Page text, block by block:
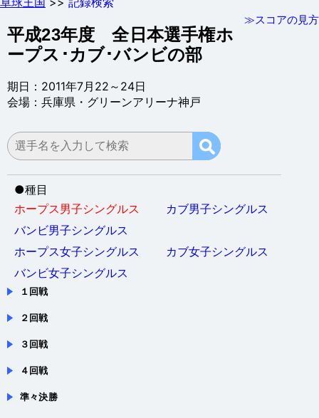
平成23年度 全日本選手権ホ
ープス･カブ･バンビの部
期日：2011年7月22～24日
会場：兵庫県・グリーンアリーナ神戸
ホープス男子シングルス
バンビ男子シングルス
ホープス女子シングルス
バンビ女子シングルス
１回戦
２回戦
３回戦
４回戦
準々決勝
準決勝